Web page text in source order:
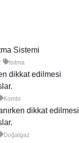
Sistemi
Isıtma
dikkat edilmesi
Kombi
dikkat edilmesi
Doğalgaz